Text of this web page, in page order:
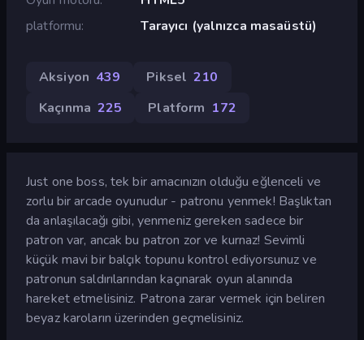
platformu
Tarayıcı (yalnızca masaüstü)
Aksiyon 439 Piksel 210
Kaçınma 225 Platform 172
Just one boss, tek bir amacınızın olduğu eğlenceli ve
zorlu bir arcade oyunudur - patronu yenmek! Başlıktan
da anlaşılacağı gibi, yenmeniz gereken sadece bir
patron var, ancak bu patron zor ve kurnaz! Sevimli
küçük mavi bir balçık topunu kontrol ediyorsunuz ve
patronun saldırılarından kaçınarak oyun alanında
hareket etmelisiniz. Patrona zarar vermek için beliren
beyaz karoların üzerinden geçmelisiniz.